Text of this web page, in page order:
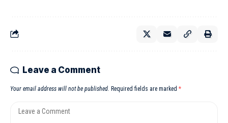
Leave a Comment
Your email address will not be published. Required fields are marked *